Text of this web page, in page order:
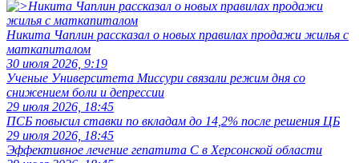
Никита Чаплин рассказал о новых правилах продажи жилья с
маткапиталом
30 июля 2026, 9:19
Ученые Университета Миссури связали режим дня со
снижением боли и депрессии
29 июля 2026, 18:45
ПСБ повысил ставки по вкладам до 14,2% после решения ЦБ
29 июля 2026, 18:45
Эффективное лечение гепатита C в Херсонской области